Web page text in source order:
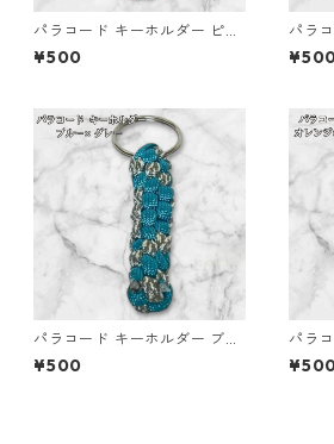
パラコード キーホルダー ピン
ク ホワイト 編み込み s27
¥500
パラ
ー イ
パラコード キーホルダー ブル
ー グレー 編み込み s20
¥500
パラ
ンジ
s25